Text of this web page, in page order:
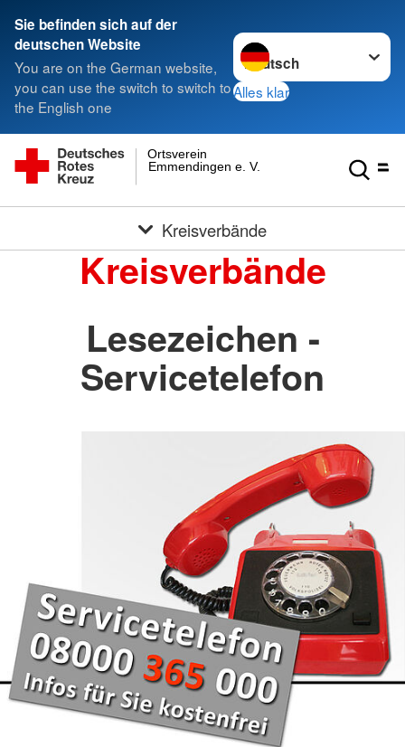
Sie befinden sich auf der
deutschen Website
You are on the German website,
you can use the switch to switch to
the English one
Sprache wechseln zu
Alles klar
Emmendingen e. V.
Ortsverein
Kreisverbände
Kreisverbände
Lesezeichen -
Servicetelefon